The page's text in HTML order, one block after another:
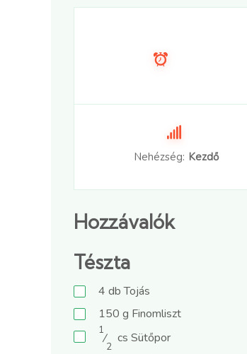
Nehézség: Kezdő
Hozzávalók
Tészta
4 dbTojás
150 g Finomliszt
1
⁄
2
cs Sütőpor